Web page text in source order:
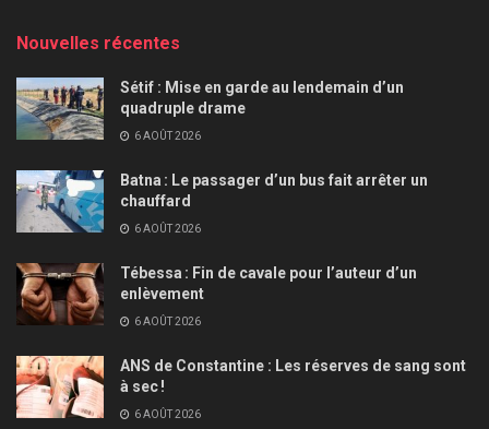
Nouvelles récentes
Sétif : Mise en garde au lendemain d’un
quadruple drame
6 AOÛT 2026
Batna : Le passager d’un bus fait arrêter un
chauffard
6 AOÛT 2026
Tébessa : Fin de cavale pour l’auteur d’un
enlèvement
6 AOÛT 2026
ANS de Constantine : Les réserves de sang sont
à sec !
6 AOÛT 2026